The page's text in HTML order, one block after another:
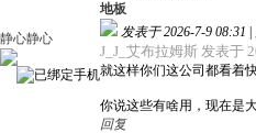
静心静心
地板
发表于 2026-7-9 08:31
J_J_艾布拉姆斯 发表于
就这样你们这公司都看着
你说这些有啥用，现在是
回复